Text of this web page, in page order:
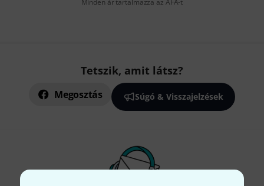
Tetszik, amit látsz?
Megosztás Súgó & Visszajelzések